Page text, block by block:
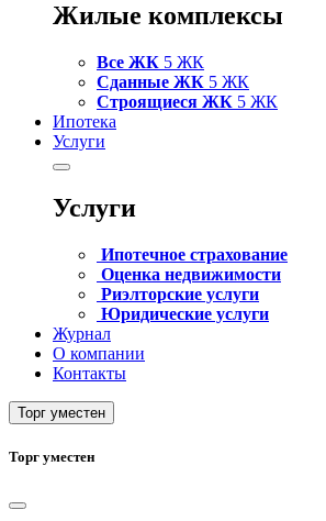
Жилые комплексы
Все ЖК 5 ЖК
Сданные ЖК 5 ЖК
Строящиеся ЖК 5 ЖК
Ипотека
Услуги
Услуги
Ипотечное страхование
Оценка недвижимости
Риэлторские услуги
Юридические услуги
Журнал
О компании
Контакты
Торг уместен
Торг уместен